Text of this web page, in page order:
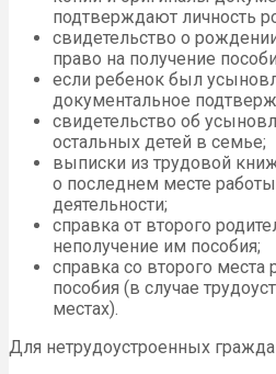
подтверждают личность
свидетельство о
право на получение
если ребенок был
документальное
свидетельство об
остальных детей в семье;
выписки из трудовой
о последнем месте
деятельности;
справка от второго
неполучение им пособия;
справка со второго места
пособия (в случае
местах).
Для нетрудоустроенных